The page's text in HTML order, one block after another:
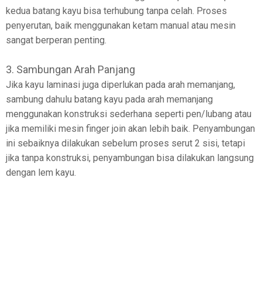
kedua batang kayu bisa terhubung tanpa celah. Proses
penyerutan, baik menggunakan ketam manual atau mesin
sangat berperan penting.
3. Sambungan Arah Panjang
Jika kayu laminasi juga diperlukan pada arah memanjang,
sambung dahulu batang kayu pada arah memanjang
menggunakan konstruksi sederhana seperti pen/lubang atau
jika memiliki mesin finger join akan lebih baik. Penyambungan
ini sebaiknya dilakukan sebelum proses serut 2 sisi, tetapi
jika tanpa konstruksi, penyambungan bisa dilakukan langsung
dengan lem kayu.